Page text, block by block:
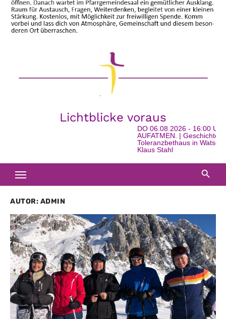
Lichtblicke voraus
DO 06.08.2026 - 16:00 Uhr
AUFATMEN. | Geschichte,
Toleranzbethaus in
Klaus Stahl
AUTOR: ADMIN